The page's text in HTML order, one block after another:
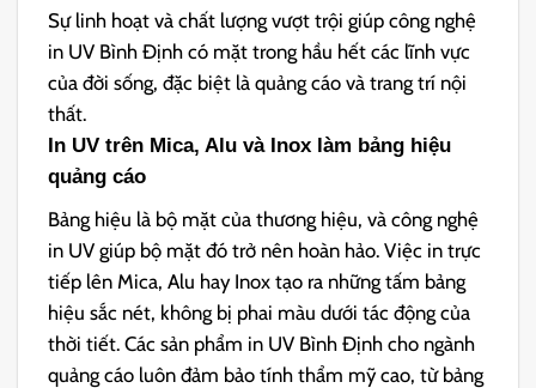
Sự linh hoạt và chất lượng vượt trội giúp công nghệ
in UV Bình Định có mặt trong hầu hết các lĩnh vực
của đời sống, đặc biệt là quảng cáo và trang trí nội
thất.
In UV trên Mica, Alu và Inox làm bảng hiệu
quảng cáo
Bảng hiệu là bộ mặt của thương hiệu, và công nghệ
in UV giúp bộ mặt đó trở nên hoàn hảo. Việc in trực
tiếp lên Mica, Alu hay Inox tạo ra những tấm bảng
hiệu sắc nét, không bị phai màu dưới tác động của
thời tiết. Các sản phẩm in UV Bình Định cho ngành
quảng cáo luôn đảm bảo tính thẩm mỹ cao, từ bảng